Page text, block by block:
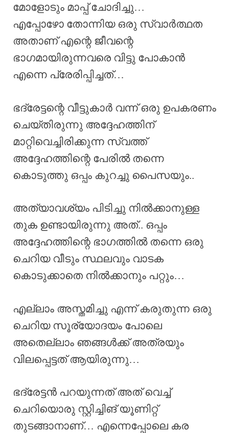
മോളോടും മാപ്പ് ചോദിച്ചു…
എപ്പോഴോ തോന്നിയ ഒരു സ്വാർത്ഥത
അതാണ് എന്റെ ജീവന്റെ
ഭാഗമായിരുന്നവരെ വിട്ടു പോകാൻ
എന്നെ പ്രേരിപ്പിച്ചത്…
ഭദ്രേട്ടന്റെ വീട്ടുകാർ വന്ന് ഒരു ഉപകരണം
ചെയ്തിരുന്നു അദ്ദേഹത്തിന്
മാറ്റിവെച്ചിരിക്കുന്ന സ്വത്ത്
അദ്ദേഹത്തിന്റെ പേരിൽ തന്നെ
കൊടുത്തു ഒപ്പം കുറച്ചു പൈസയും..
അത്യാവശ്യം പിടിച്ചു നിൽക്കാനുള്ള
തുക ഉണ്ടായിരുന്നു അത്.. ഒപ്പം
അദ്ദേഹത്തിന്റെ ഭാഗത്തിൽ തന്നെ ഒരു
ചെറിയ വീടും സ്ഥലവും വാടക
കൊടുക്കാതെ നിൽക്കാനും പറ്റും…
എല്ലാം അസ്തമിച്ചു എന്ന് കരുതുന്ന ഒരു
ചെറിയ സൂര്യോദയം പോലെ
അതെല്ലാം ഞങ്ങൾക്ക് അത്രയും
വിലപ്പെട്ടത് ആയിരുന്നു…
ഭദ്രേട്ടൻ പറയുന്നത് അത് വെച്ച്
ചെറിയൊരു സ്റ്റിച്ചിങ് യൂണിറ്റ്
തുടങ്ങാനാണ്… എന്നെപ്പോലെ കര